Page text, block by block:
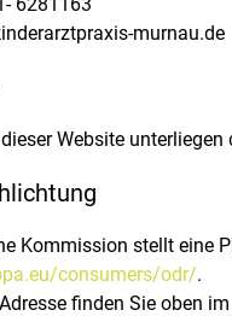
murnau.de
Website
Kommission stellt eine
consumers/odr/.
finden Sie oben